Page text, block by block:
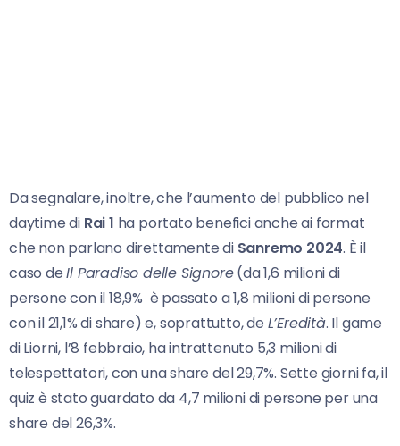
Da segnalare, inoltre, che l’aumento del pubblico nel
daytime di Rai 1 ha portato benefici anche ai format
che non parlano direttamente di Sanremo 2024. È il
caso deIl Paradiso delle Signore(da 1,6 milioni di
persone con il 18,9% è passato a 1,8 milioni di persone
con il 21,1% di share) e, soprattutto, de L’Eredità. Il game
di Liorni, l’8 febbraio, ha intrattenuto 5,3 milioni di
telespettatori, con una share del 29,7%. Sette giorni fa, il
quiz è stato guardato da 4,7 milioni di persone per una
share del 26,3%.